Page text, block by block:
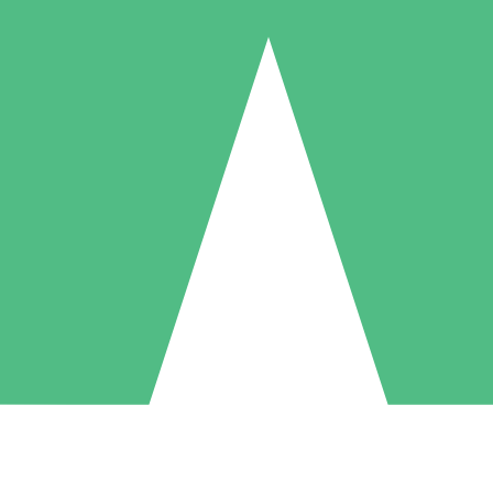
Individuele Creditpakketten
per gebruik met downloadtegoeden. Geen maandelijkse verplichting
5 Downloaden
US$